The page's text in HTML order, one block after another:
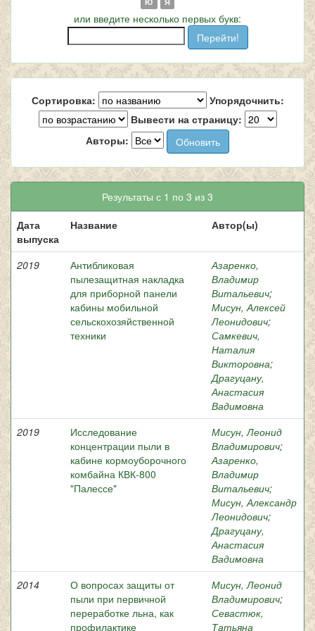
или введите несколько первых букв:
Сортировка:
Упорядочнить:
Вывести на страницу:
Авторы:
Результаты с 1 по 3 из 3
Дата
выпуска
Название Автор(ы)
2019
Антибликовая
пылезащитная накладка
для приборной панели
кабины мобильной
сельскохозяйственной
техники
Азаренко,
Владимир
Витальевич;
Мисун, Алексей
Леонидович;
Самкевич,
Наталия
Викторовна;
Драгуцану,
Анастасия
Вадимовна
2019
Исследование
концентрации пыли в
кабине кормоуборочного
комбайна КВК-800
"Палессе"
Мисун, Леонид
Владимирович;
Азаренко,
Владимир
Витальевич;
Мисун, Александр
Леонидович;
Драгуцану,
Анастасия
Вадимовна
2014
О вопросах защиты от
пыли при первичной
переработке льна, как
профилактике
Мисун, Леонид
Владимирович;
Севастюк,
Татьяна